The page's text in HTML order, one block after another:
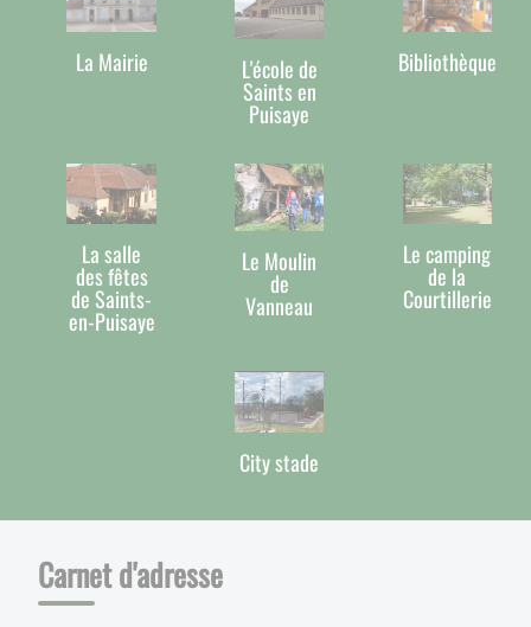
La Mairie L'école de
Saints en
Puisaye
Bibliothèque
La salle
des fêtes
de Saints-
en-Puisaye
Le Moulin
de
Vanneau
Le camping
de la
Courtillerie
City stade
Carnet d'adresse